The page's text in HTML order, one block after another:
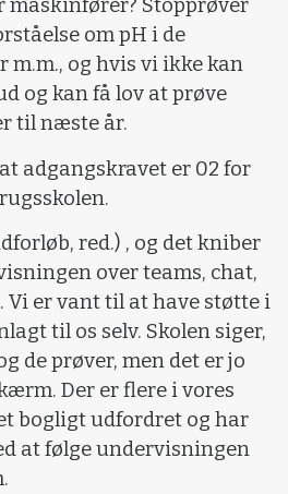
maskinfører? Stopprøver
om pH i de
m.m., og hvis vi ikke kan
og kan få lov at prøve
til næste år.
adgangskravet er 02 for
red.) , og det kniber
over teams, chat,
Vi er vant til at have støtte i
til os selv. Skolen siger,
de prøver, men det er jo
Der er flere i vores
bogligt udfordret og har
at følge undervisningen